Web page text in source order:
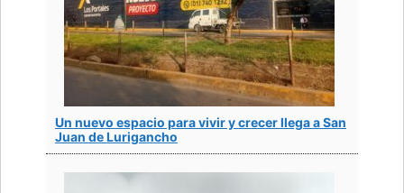
Un nuevo espacio para vivir y crecer llega a San
Juan de Lurigancho